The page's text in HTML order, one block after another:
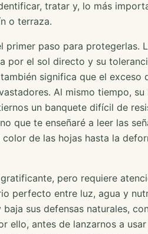
tratar y, lo más
o terraza.
primer paso para protegerlas.
por el sol directo y su
significa que el exceso
Al mismo tiempo,
un banquete difícil de
que te enseñaré a leer las
de las hojas hasta la
pero requiere
perfecto entre luz, agua y
sus defensas naturales,
ello, antes de lanzarnos a